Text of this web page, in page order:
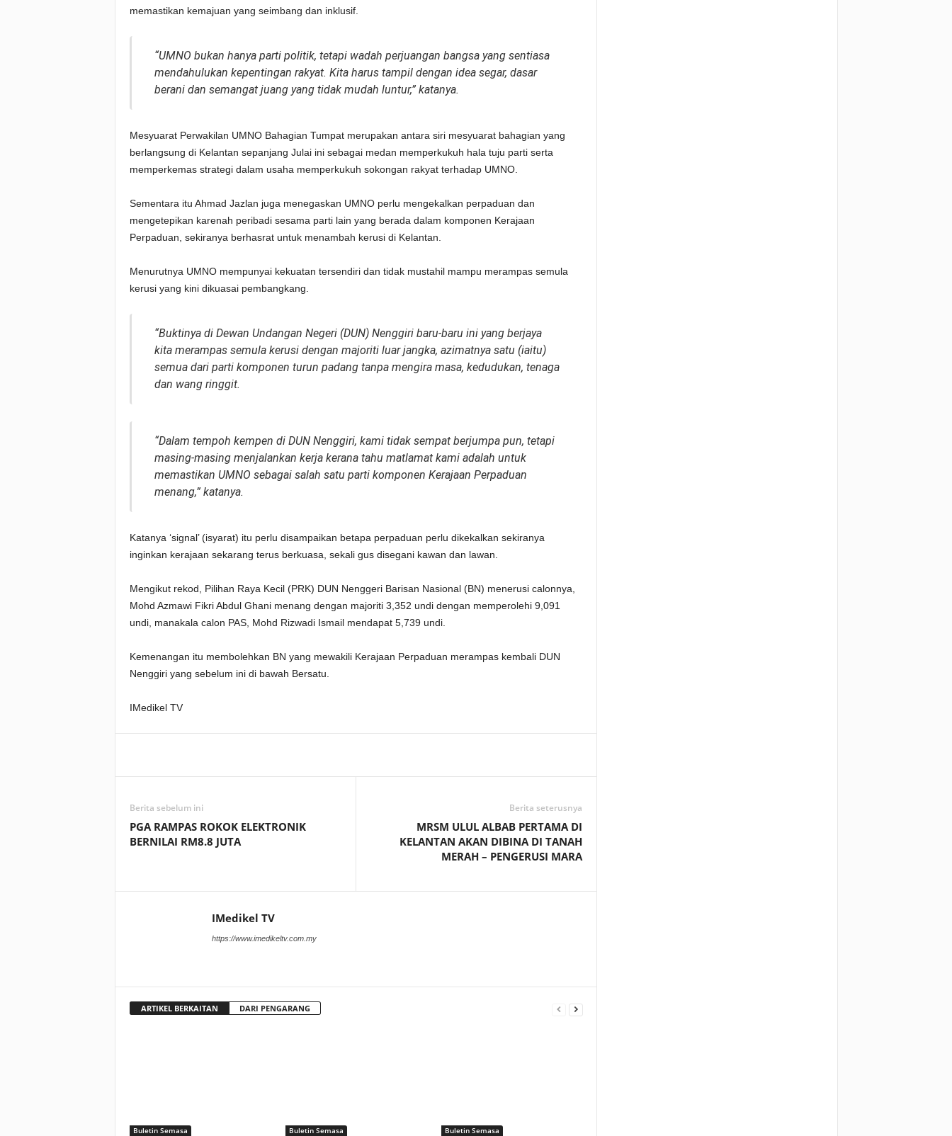
memastikan kemajuan yang seimbang dan inklusif.
“UMNO bukan hanya parti politik, tetapi wadah perjuangan bangsa yang sentiasa
mendahulukan kepentingan rakyat. Kita harus tampil dengan idea segar, dasar
berani dan semangat juang yang tidak mudah luntur,” katanya.
Mesyuarat Perwakilan UMNO Bahagian Tumpat merupakan antara siri mesyuarat bahagian yang
berlangsung di Kelantan sepanjang Julai ini sebagai medan memperkukuh hala tuju parti serta
memperkemas strategi dalam usaha memperkukuh sokongan rakyat terhadap UMNO.
Sementara itu Ahmad Jazlan juga menegaskan UMNO perlu mengekalkan perpaduan dan
mengetepikan karenah peribadi sesama parti lain yang berada dalam komponen Kerajaan
Perpaduan, sekiranya berhasrat untuk menambah kerusi di Kelantan.
Menurutnya UMNO mempunyai kekuatan tersendiri dan tidak mustahil mampu merampas semula
kerusi yang kini dikuasai pembangkang.
“Buktinya di Dewan Undangan Negeri (DUN) Nenggiri baru-baru ini yang berjaya
kita merampas semula kerusi dengan majoriti luar jangka, azimatnya satu (iaitu)
semua dari parti komponen turun padang tanpa mengira masa, kedudukan, tenaga
dan wang ringgit.
“Dalam tempoh kempen di DUN Nenggiri, kami tidak sempat berjumpa pun, tetapi
masing-masing menjalankan kerja kerana tahu matlamat kami adalah untuk
memastikan UMNO sebagai salah satu parti komponen Kerajaan Perpaduan
menang,” katanya.
Katanya ‘signal’ (isyarat) itu perlu disampaikan betapa perpaduan perlu dikekalkan sekiranya
inginkan kerajaan sekarang terus berkuasa, sekali gus disegani kawan dan lawan.
Mengikut rekod, Pilihan Raya Kecil (PRK) DUN Nenggeri Barisan Nasional (BN) menerusi calonnya,
Mohd Azmawi Fikri Abdul Ghani menang dengan majoriti 3,352 undi dengan memperolehi 9,091
undi, manakala calon PAS, Mohd Rizwadi Ismail mendapat 5,739 undi.
Kemenangan itu membolehkan BN yang mewakili Kerajaan Perpaduan merampas kembali DUN
Nenggiri yang sebelum ini di bawah Bersatu.
IMedikel TV
Berita sebelum ini
PGA RAMPAS ROKOK ELEKTRONIK
BERNILAI RM8.8 JUTA
Berita seterusnya
MRSM ULUL ALBAB PERTAMA DI
KELANTAN AKAN DIBINA DI TANAH
MERAH – PENGERUSI MARA
IMedikel TV
https://www.imedikeltv.com.my
ARTIKEL BERKAITAN DARI PENGARANG
Buletin Semasa Buletin Semasa Buletin Semasa